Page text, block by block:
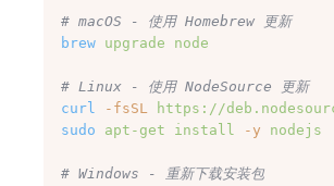
# macOS - 使用 Homebrew 更新
brew upgrade node
# Linux - 使用 NodeSource 更新
curl
-fsSL
https://
sudo
apt-get install -y nodejs
# Windows - 重新下载安装包